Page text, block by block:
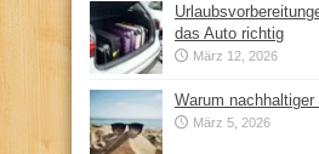
das Auto richtig
März 12, 2026
Warum
März 5, 2026